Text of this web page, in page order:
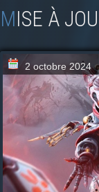
MISE À
2 octobre 2024